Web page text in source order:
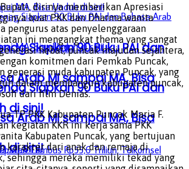
Siapkan 90 Buku PAI dan
Arab MI sampai MA, Bisa
di sini!
Siapkan 90 Buku PAI dan
Arab MI sampai MA, Bisa
di sini!
dirinya memberikan Apresiasi
buat PKK dan Dharma wanita
pengurus atas penyelenggaraan
ini mengangkat thema yang sangat
hebat, puncak majudan sejahtera,
komitmen dari Pemkab Puncak,
generasi muda kabupaten Puncak, yang
dalam membangun kabupaten puncak,
dari film Denias.
TP PKK Kabupaten Puncak Maria F.
kegiatan KKR ini kerja sama PKK
Kabupaten Puncak, yang bertujuan
karakter dari anak dan remaja di
sehingga mereka memiliki tekad yang